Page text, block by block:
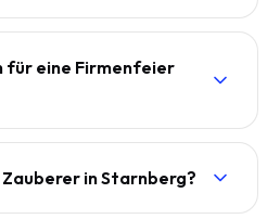
für eine Firmenfeier
in Starnberg?